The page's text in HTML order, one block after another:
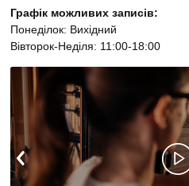
Графік можливих записів:
Понеділок: Вихідний
Вівторок-Неділя: 11:00-18:00